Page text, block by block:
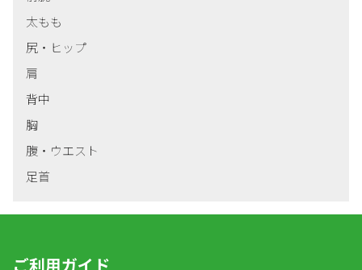
太もも
尻・ヒップ
肩
背中
胸
腹・ウエスト
足首
ご利用ガイド